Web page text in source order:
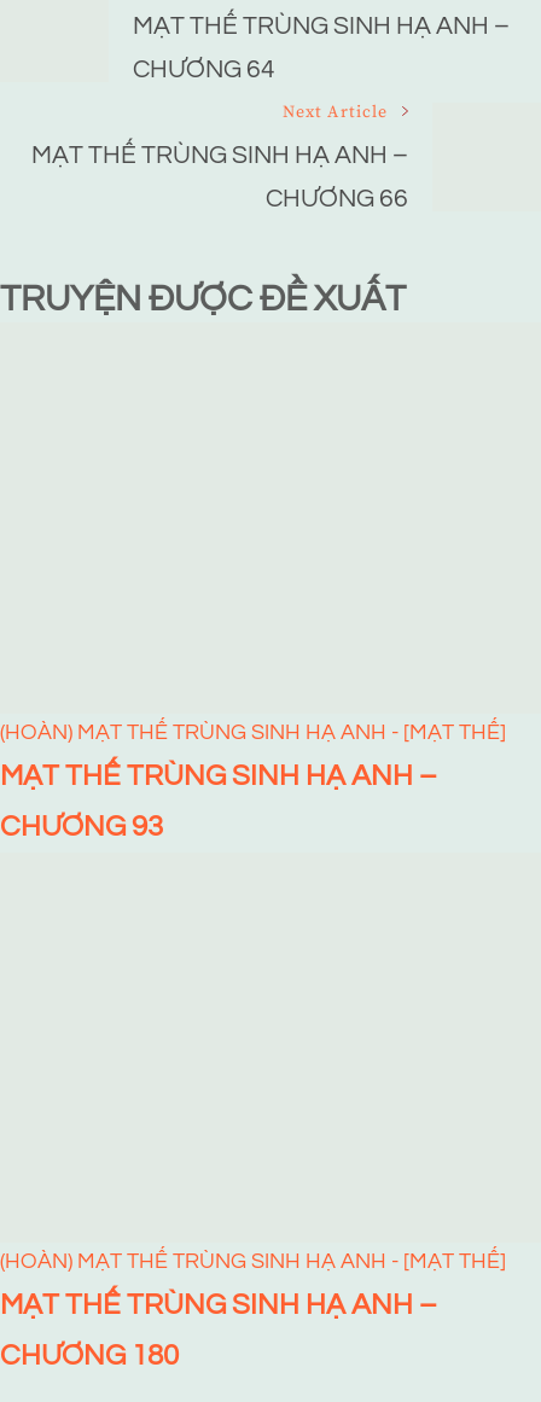
NavigationMẠT THẾ TRÙNG SINH HẠ ANH –
CHƯƠNG 64
Next Article
MẠT THẾ TRÙNG SINH HẠ ANH –
CHƯƠNG 66
TRUYỆN ĐƯỢC ĐỀ XUẤT
(HOÀN) MẠT THẾ TRÙNG SINH HẠ ANH - [MẠT THẾ]
MẠT THẾ TRÙNG SINH HẠ ANH –
CHƯƠNG 93
(HOÀN) MẠT THẾ TRÙNG SINH HẠ ANH - [MẠT THẾ]
MẠT THẾ TRÙNG SINH HẠ ANH –
CHƯƠNG 180